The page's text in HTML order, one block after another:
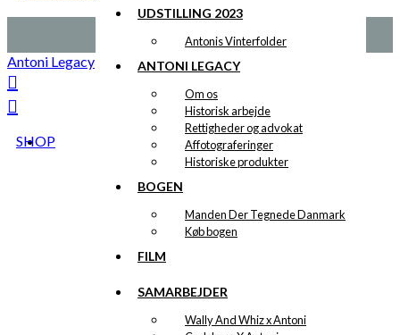
UDSTILLING 2023
Antonis Vinterfolder
ANTONI LEGACY
Om os
Historisk arbejde
Rettigheder og advokat
Affotograferinger
Historiske produkter
BOGEN
Manden Der Tegnede Danmark
Køb bogen
FILM
SAMARBEJDER
Wally And Whiz x Antoni
Antoni Legacy
SHOP